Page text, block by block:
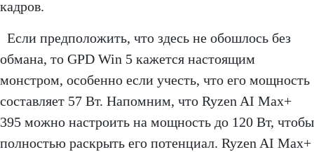
кадров.
Если предположить, что здесь не обошлось без
обмана, то GPD Win 5 кажется настоящим
монстром, особенно если учесть, что его мощность
составляет 57 Вт. Напомним, что Ryzen AI Max+
395 можно настроить на мощность до 120 Вт, чтобы
полностью раскрыть его потенциал. Ryzen AI Max+